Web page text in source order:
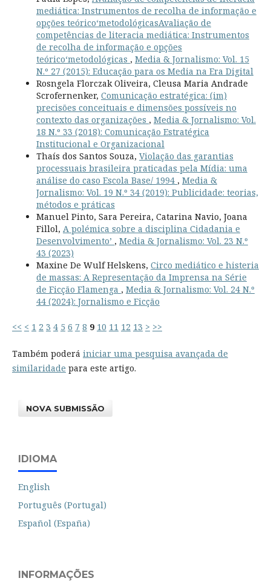
mediática: Instrumentos de recolha de informação e
opções teórico‘metodológicasAvaliação de
competências de literacia mediática: Instrumentos
de recolha de informação e opções
teórico‘metodológicas , Media & Jornalismo: Vol. 15
N.º 27 (2015): Educação para os Media na Era Digital
Rosngela Florczak Oliveira, Cleusa Maria Andrade
Scrofernenker, Comunicação estratégica: (im)
precisões conceituais e dimensões possíveis no
contexto das organizações , Media & Jornalismo: Vol.
18 N.º 33 (2018): Comunicação Estratégica
Institucional e Organizacional
Thaís dos Santos Souza, Violação das garantias
processuais brasileira praticadas pela Mídia: uma
análise do caso Escola Base/ 1994 , Media &
Jornalismo: Vol. 19 N.º 34 (2019): Publicidade: teorias,
métodos e práticas
Manuel Pinto, Sara Pereira, Catarina Navio, Joana
Fillol, A polémica sobre a disciplina Cidadania e
Desenvolvimento’ , Media & Jornalismo: Vol. 23 N.º
43 (2023)
Maxine De Wulf Helskens, Circo mediático e histeria
de massas: A Representação da Imprensa na Série
de Ficção Flamenga , Media & Jornalismo: Vol. 24 N.º
44 (2024): Jornalismo e Ficção
<< < 1 2 3 4 5 6 7 8 9 10 11 12 13 > >>
Também poderá iniciar uma pesquisa avançada de
similaridade para este artigo.
NOVA SUBMISSÃO
IDIOMA
English
Português (Portugal)
Español (España)
INFORMAÇÕES